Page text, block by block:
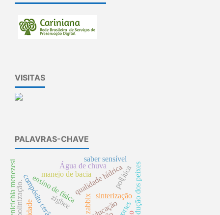
VISITAS
PALAVRAS-CHAVE
ensino de físicaqualidade hídrica
manejo de bacia
compósito cerâmico sinterização
zigbee zabbix
pol[itica
Água de chuva reprodução dos peixes
crenicichla menezesi saber sensível
polinização.